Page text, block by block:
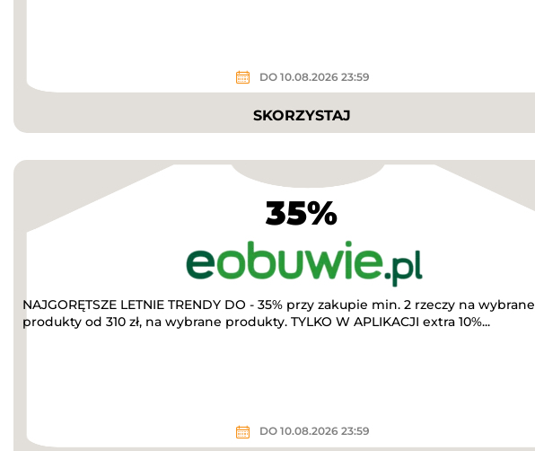
DO 10.08.2026 23:59
SKORZYSTAJ
35%
NAJGORĘTSZE LETNIE TRENDY DO - 35% przy zakupie min. 2 rzeczy na wybrane
produkty od 310 zł, na wybrane produkty. TYLKO W APLIKACJI extra 10%...
DO 10.08.2026 23:59